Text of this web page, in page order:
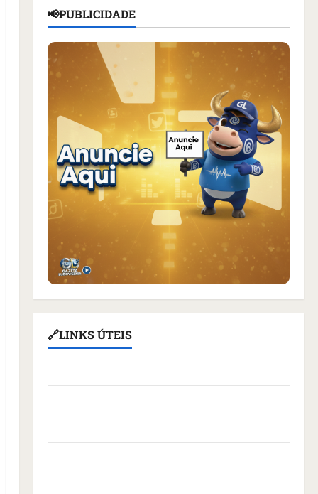
📢PUBLICIDADE
🔗LINKS ÚTEIS